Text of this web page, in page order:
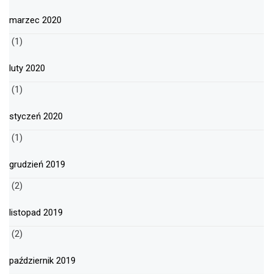
marzec 2020
(1)
luty 2020
(1)
styczeń 2020
(1)
grudzień 2019
(2)
listopad 2019
(2)
październik 2019